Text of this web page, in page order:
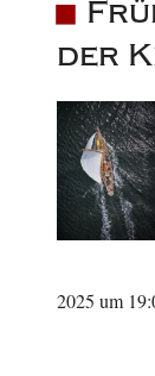
der
2025 um